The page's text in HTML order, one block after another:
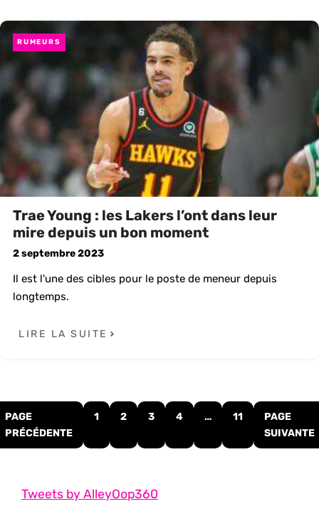
RUMEURS
Trae Young : les Lakers l’ont dans leur
mire depuis un bon moment
2 septembre 2023
Il est l'une des cibles pour le poste de meneur depuis
longtemps.
LIRE LA SUITE
PAGE
PRÉCÉDENTE
1 2 3 4 … 11
PAGE
SUIVANTE
Tweets by AlleyOop360